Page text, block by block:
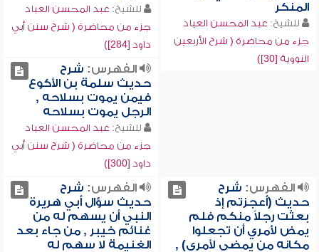
المنكر
للشيخ: عبد المحسن العباد
جزء من محاضرة ( شرح الأربعين
النووية [30])
للشيخ: عبد المحسن العباد
جزء من محاضرة ( شرح سنن أبي
داود [284])
الفهرس: شرح
حديث سلمة بن الأكوع
فيمن يموت بسلاحه ,
الرجل يموت بسلاحه
للشيخ: عبد المحسن العباد
جزء من محاضرة ( شرح سنن أبي
داود [300])
الفهرس: شرح
حديث (أعجزتم إذ
بعثت رجلاً منكم فلم
يمض لأمري أن تجعلوا
مكانه من يمضي لأمري) ,
الفهرس: شرح
حديث سؤال أبي هريرة
النبي أن يسهم له من
غنائم خيبر , من جاء بعد
الغنيمة لا سهم له